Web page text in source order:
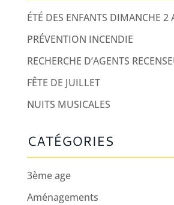
ÉTÉ DES ENFANTS DIMANCHE 2
PRÉVENTION INCENDIE
RECHERCHE D’AGENTS
FÊTE DE JUILLET
NUITS MUSICALES
CATÉGORIES
3ème age
Aménagements